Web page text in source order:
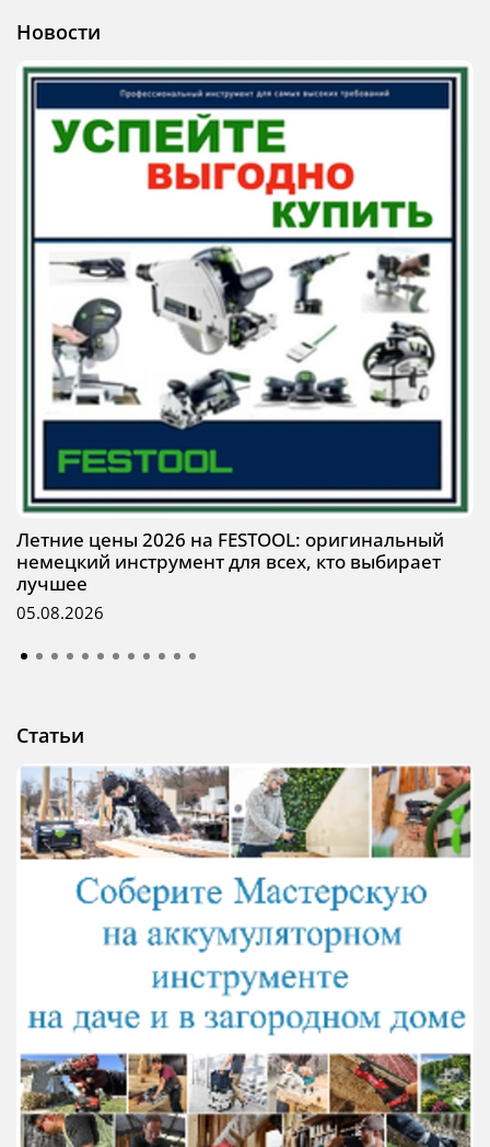
Новости
Летние цены 2026 на FESTOOL: оригинальный
немецкий инструмент для всех, кто выбирает
лучшее
05.08.2026
Статьи